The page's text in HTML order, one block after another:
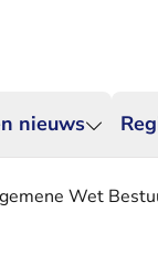
nieuws
Wet